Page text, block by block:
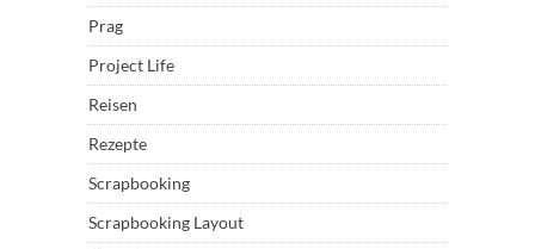
Prag
Project Life
Reisen
Rezepte
Scrapbooking
Scrapbooking Layout